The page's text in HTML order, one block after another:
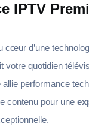
IPTV
cœur d’une
votre quotidien
allie performance
contenu pour une